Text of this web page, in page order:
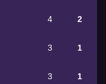
4 2
3 1
3 1